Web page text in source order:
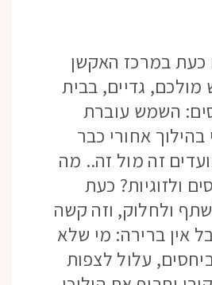
במרכז האקשן
גדיים, בבית
השמש עוברת
אחורי כבר
זה מול זה.. מה
ולזוגיות? כעת
ולחלוק, וזה קשה
אין ברירה: מי שלא
עלול לצפות